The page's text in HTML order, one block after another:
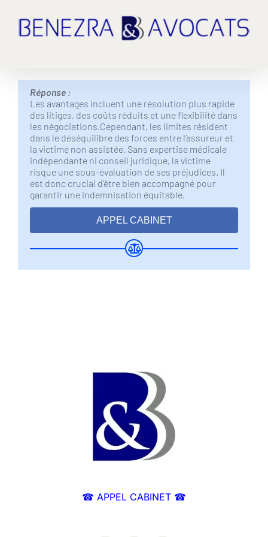
contenu
Réponse :
Les avantages incluent une résolution plus rapide
des litiges, des coûts réduits et une flexibilité dans
les négociations.Cependant, les limites résident
dans le déséquilibre des forces entre l’assureur et
la victime non assistée. Sans expertise médicale
indépendante ni conseil juridique, la victime
risque une sous-évaluation de ses préjudices. Il
est donc crucial d’être bien accompagné pour
garantir une indemnisation équitable.​
APPEL CABINET
☎ APPEL CABINET ☎